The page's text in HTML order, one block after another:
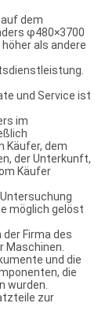
dem
φ480×3700
als andere
und Service ist
im
Käufer, dem
der Unterkunft,
Käufer
möglich gelöst
Firma des
Maschinen.
und die
die
wurden.
zur